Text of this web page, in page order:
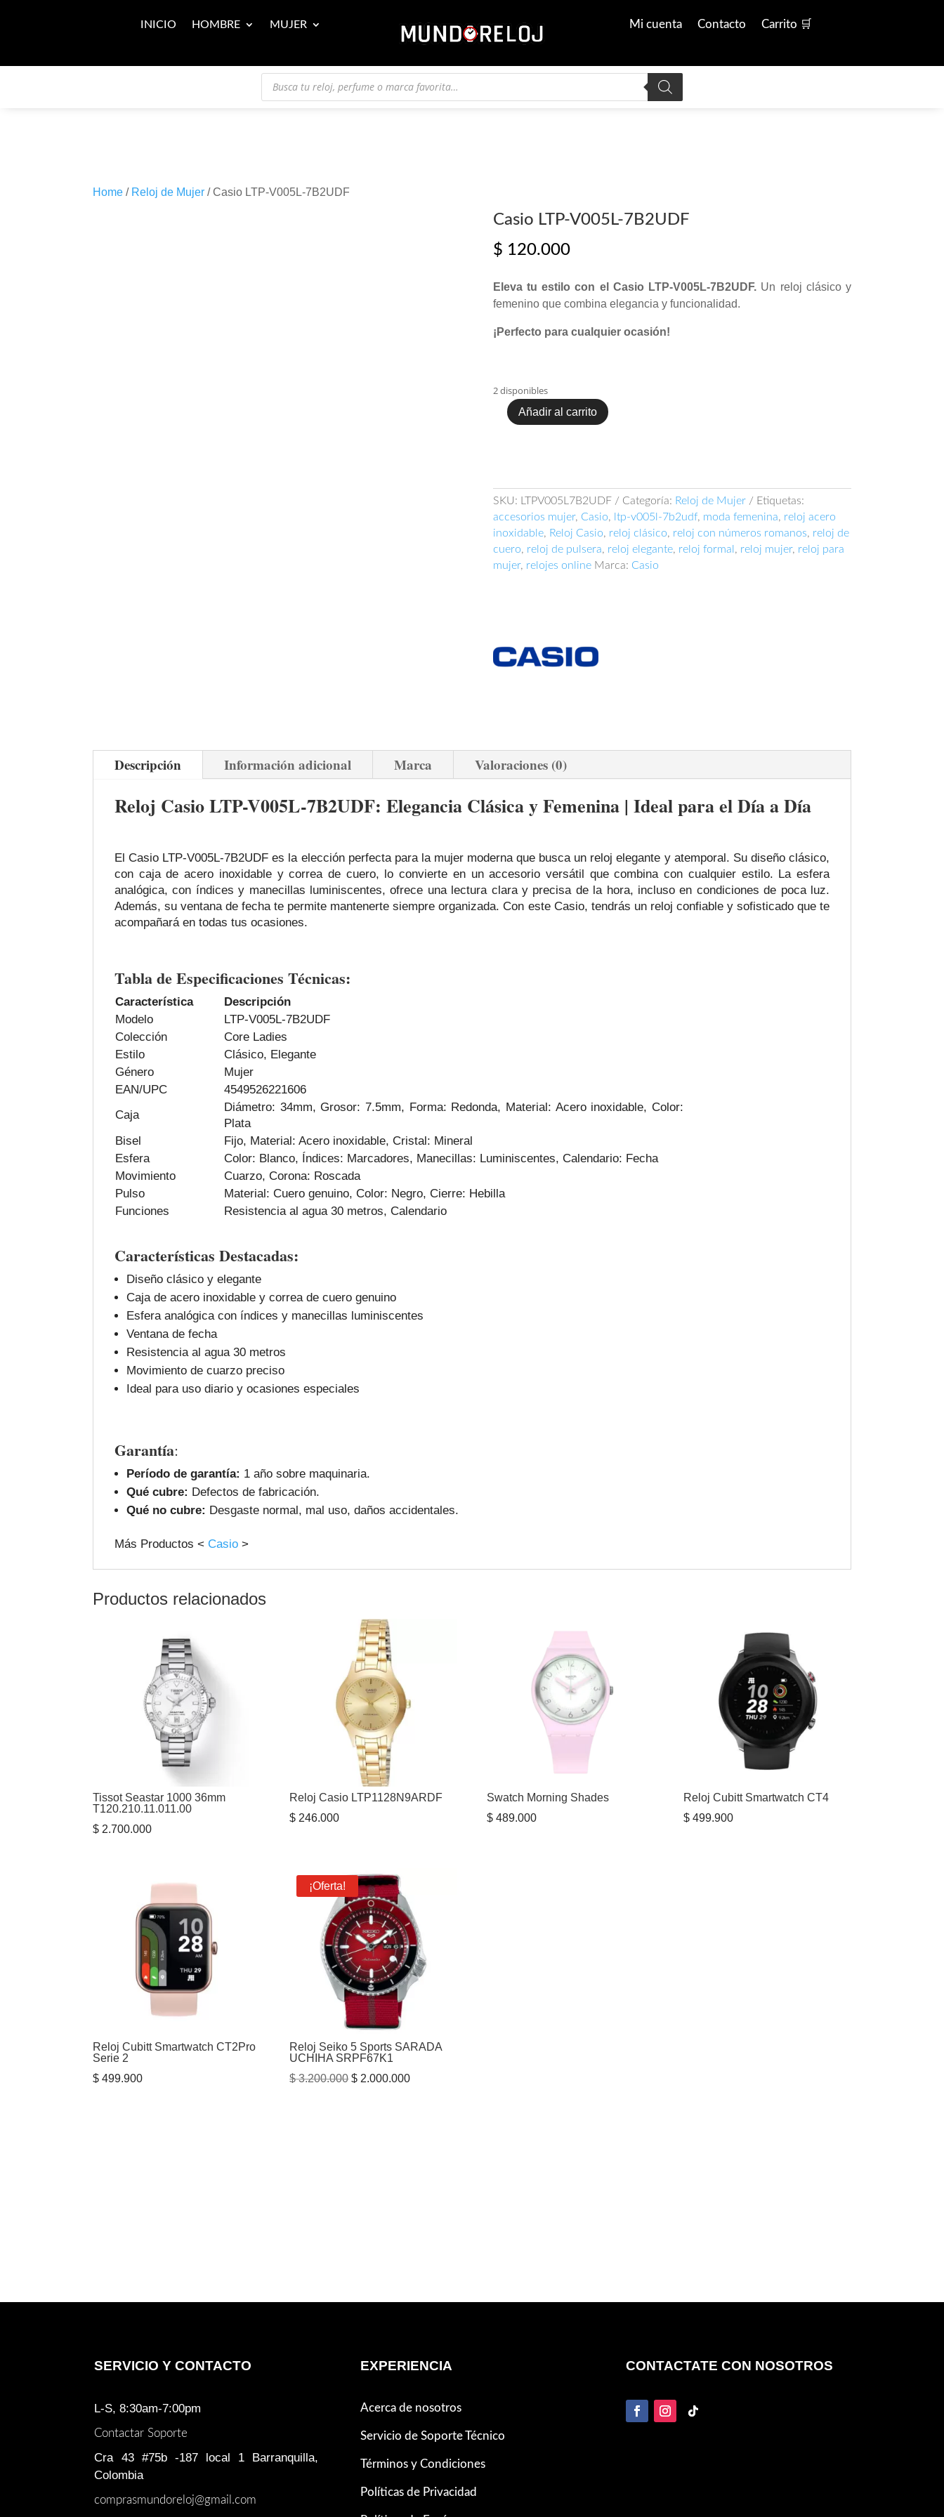
INICIO HOMBRE MUJER Mi cuenta Contacto Carrito 🛒
Búsqueda
productos
Home / Reloj de Mujer / Casio LTP-V005L-7B2UDF
Casio LTP-V005L-7B2UDF
$ 120.000
Eleva tu estilo con el Casio LTP-V005L-7B2UDF. Un reloj clásico y
femenino que combina elegancia y funcionalidad.
¡Perfecto para cualquier ocasión!
2 disponibles
Casio
Añadir al carrito
SKU: LTPV005L7B2UDF Categoría: Reloj de Mujer
Etiquetas:
accesorios mujer, Casio, ltp-v005l-7b2udf, moda femenina, reloj acero
inoxidable, Reloj Casio, reloj clásico, reloj con números romanos, reloj de
cuero, reloj de pulsera, reloj elegante, reloj formal , reloj mujer, reloj para
mujer, relojes online Marca: Casio
Descripción Información adicional Marca Valoraciones (0)
Reloj Casio LTP-V005L-7B2UDF: Elegancia Clásica y Femenina | Ideal para el Día a Día
El Casio LTP-V005L-7B2UDF es la elección perfecta para la mujer moderna que busca un reloj elegante y atemporal. Su diseño clásico,
con caja de acero inoxidable y correa de cuero, lo convierte en un accesorio versátil que combina con cualquier estilo. La esfera
analógica, con índices y manecillas luminiscentes, ofrece una lectura clara y precisa de la hora, incluso en condiciones de poca luz.
Además, su ventana de fecha te permite mantenerte siempre organizada. Con este Casio, tendrás un reloj confiable y sofisticado que te
acompañará en todas tus ocasiones.
Tabla de Especificaciones Técnicas:
Característica
Descripción
Modelo
LTP-V005L-7B2UDF
Colección
Core Ladies
Estilo
Clásico, Elegante
Género
Mujer
EAN/UPC
4549526221606
Caja
Diámetro: 34mm, Grosor: 7.5mm, Forma: Redonda, Material: Acero inoxidable, Color:
Plata
Bisel
Fijo, Material: Acero inoxidable, Cristal: Mineral
Esfera
Color: Blanco, Índices: Marcadores, Manecillas: Luminiscentes, Calendario: Fecha
Movimiento
Cuarzo, Corona: Roscada
Pulso
Material: Cuero genuino, Color: Negro, Cierre: Hebilla
Funciones
Resistencia al agua 30 metros, Calendario
Características Destacadas:
Diseño clásico y elegante
Caja de acero inoxidable y correa de cuero genuino
Esfera analógica con índices y manecillas luminiscentes
Ventana de fecha
Resistencia al agua 30 metros
Movimiento de cuarzo preciso
Ideal para uso diario y ocasiones especiales
Garantía:
Período de garantía: 1 año sobre maquinaria.
Qué cubre: Defectos de fabricación.
Qué no cubre: Desgaste normal, mal uso, daños accidentales.
Más Productos < Casio >
Productos relacionados
Tissot Seastar 1000 36mm
T120.210.11.011.00
$ 2.700.000
Reloj Casio LTP1128N9ARDF
$ 246.000
Swatch Morning Shades
$489.000
Reloj Cubitt Smartwatch CT4
$499.900
Reloj Cubitt Smartwatch CT2Pro
Serie 2
$ 499.900
¡Oferta!
Reloj Seiko 5 Sports SARADA
UCHIHA SRPF67K1
$3.200.000 El
$ 2.000.000El
SERVICIO Y CONTACTO
L-S, 8:30am-7:00pm
Contactar Soporte
Cra 43 #75b -187 local 1 Barranquilla,
Colombia
comprasmundoreloj@gmail.com
EXPERIENCIA
Acerca de nosotros
Servicio de Soporte Técnico
Términos y Condiciones
Políticas de Privacidad
CONTACTATE CON NOSOTROS